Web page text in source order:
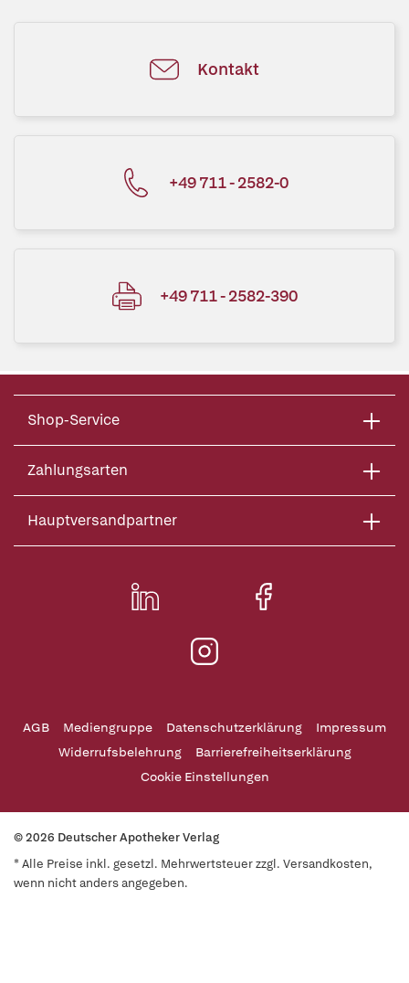
Kontakt
+49 711 - 2582-0
+49 711 - 2582-390
Shop-Service
Zahlungsarten
Hauptversandpartner
AGB Mediengruppe Datenschutzerklärung
Impressum
Widerrufsbelehrung
Barrierefreiheitserklärung
Cookie Einstellungen
© 2026 Deutscher Apotheker Verlag
* Alle Preise inkl. gesetzl. Mehrwertsteuer zzgl. Versandkosten,
wenn nicht anders angegeben.